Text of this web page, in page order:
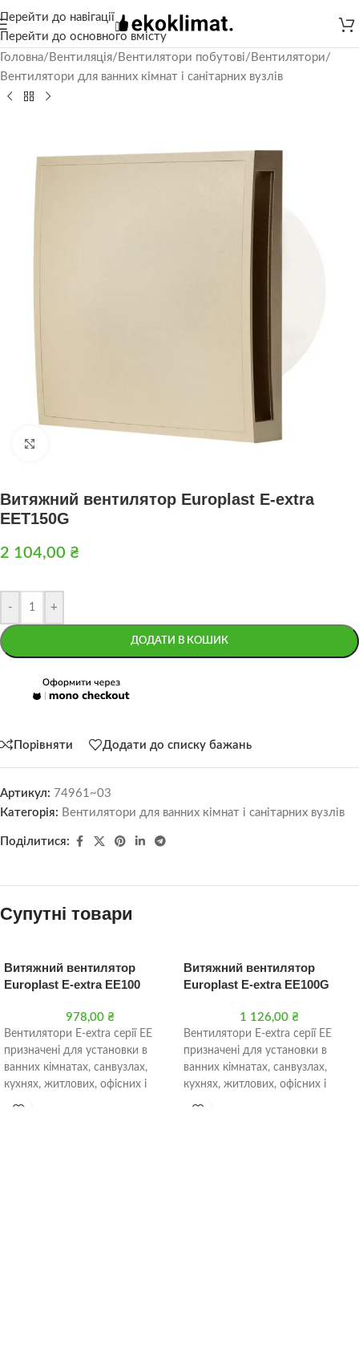
Перейти до навігації
Перейти до основного вмісту
Головна/ Вентиляція/ Вентилятори побутові/ Вентилятори/
Вентилятори для ванних кімнат і санітарних вузлів
Витяжний вентилятор Europlast E-extra
EET150G
2 104,00 ₴
- +
ДОДАТИ В КОШИК
Порівняти Додати до списку бажань
Артикул: 74961~03
Категорія: Вентилятори для ванних кімнат і санітарних вузлів
Поділитися:
Супутні товари
Витяжний вентилятор
Europlast E-extra EE100
978,00 ₴
Вентилятори Е-extra серії EE
призначені для установки в
ванних кімнатах, санвузлах,
кухнях, житлових, офісних і
Витяжний вентилятор
Europlast E-extra EE100G
1 126,00 ₴
Вентилятори Е-extra серії EE
призначені для установки в
ванних кімнатах, санвузлах,
кухнях, житлових, офісних і